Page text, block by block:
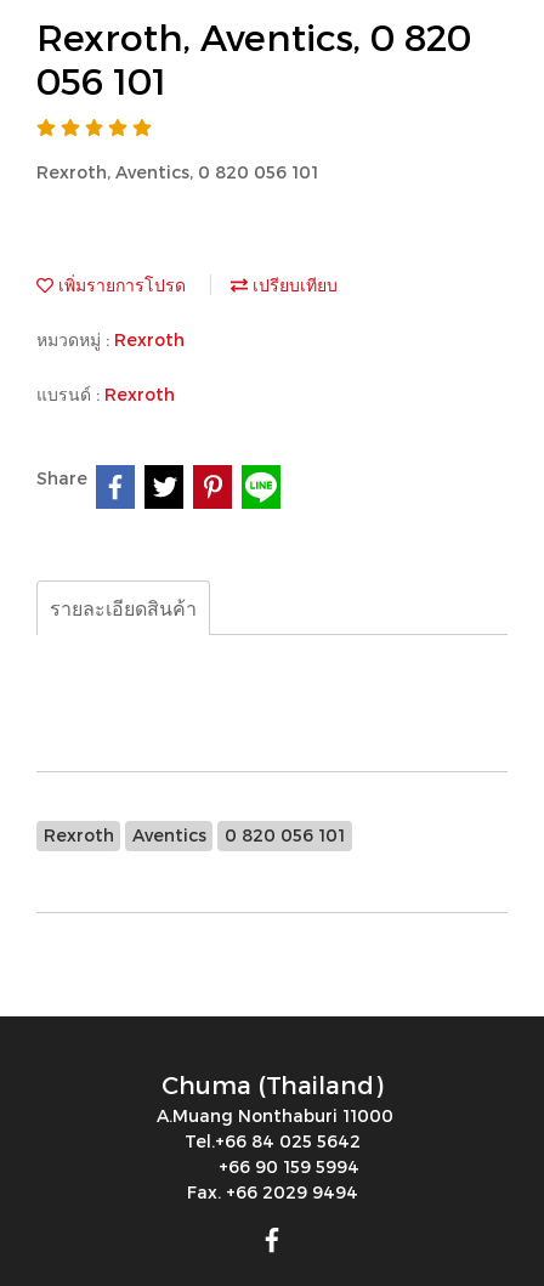
Rexroth, Aventics, 0 820
056 101
Rexroth, Aventics, 0 820 056 101
เพิ่มรายการโปรด เปรียบเทียบ
หมวดหมู่ : Rexroth
แบรนด์ : Rexroth
Share
รายละเอียดสินค้า
Rexroth Aventics 0 820 056 101
Chuma (Thailand)
A.Muang Nonthaburi 11000
Tel.+66 84 025 5642
+66 90 159 5994
Fax. +66 2029 9494